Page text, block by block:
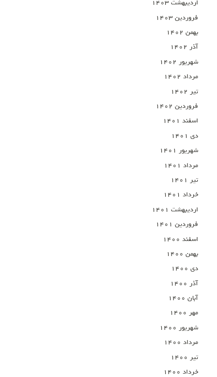
اردیبهشت ۱۴۰۳
فروردین ۱۴۰۳
بهمن ۱۴۰۲
آذر ۱۴۰۲
شهریور ۱۴۰۲
مرداد ۱۴۰۲
تیر ۱۴۰۲
فروردین ۱۴۰۲
اسفند ۱۴۰۱
دی ۱۴۰۱
شهریور ۱۴۰۱
مرداد ۱۴۰۱
تیر ۱۴۰۱
خرداد ۱۴۰۱
اردیبهشت ۱۴۰۱
فروردین ۱۴۰۱
اسفند ۱۴۰۰
بهمن ۱۴۰۰
دی ۱۴۰۰
آذر ۱۴۰۰
آبان ۱۴۰۰
مهر ۱۴۰۰
شهریور ۱۴۰۰
مرداد ۱۴۰۰
تیر ۱۴۰۰
خرداد ۱۴۰۰